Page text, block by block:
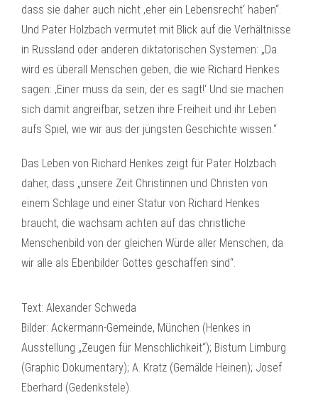
dass sie daher auch nicht ‚eher ein Lebensrecht‘ haben“.
Und Pater Holzbach vermutet mit Blick auf die Verhältnisse
in Russland oder anderen diktatorischen Systemen: „Da
wird es überall Menschen geben, die wie Richard Henkes
sagen: ‚Einer muss da sein, der es sagt!‘ Und sie machen
sich damit angreifbar, setzen ihre Freiheit und ihr Leben
aufs Spiel, wie wir aus der jüngsten Geschichte wissen.“
Das Leben von Richard Henkes zeigt für Pater Holzbach
daher, dass „unsere Zeit Christinnen und Christen von
einem Schlage und einer Statur von Richard Henkes
braucht, die wachsam achten auf das christliche
Menschenbild von der gleichen Würde aller Menschen, da
wir alle als Ebenbilder Gottes geschaffen sind“.
Text: Alexander Schweda
Bilder: Ackermann-Gemeinde, München (Henkes in
Ausstellung „Zeugen für Menschlichkeit“); Bistum Limburg
(Graphic Dokumentary); A. Kratz (Gemälde Heinen); Josef
Eberhard (Gedenkstele).